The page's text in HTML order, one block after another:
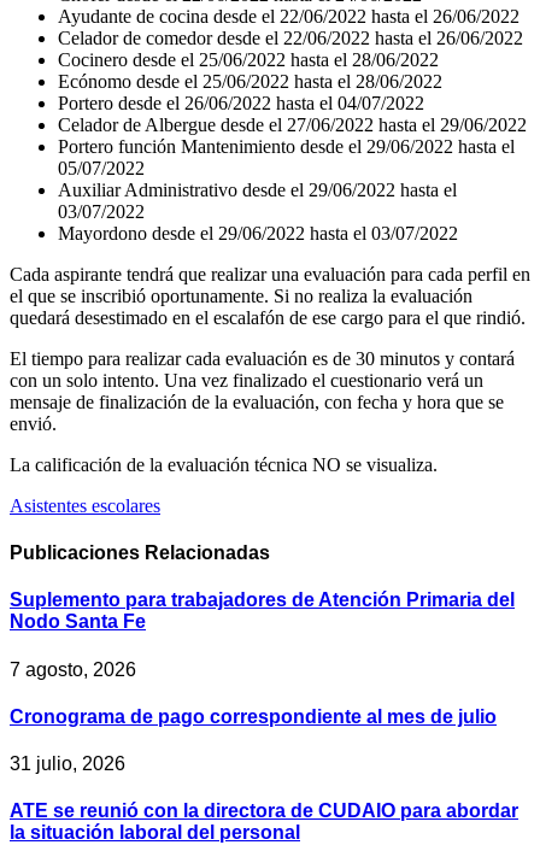
Ayudante de cocina desde el 22/06/2022 hasta el 26/06/2022
Celador de comedor desde el 22/06/2022 hasta el 26/06/2022
Cocinero desde el 25/06/2022 hasta el 28/06/2022
Ecónomo desde el 25/06/2022 hasta el 28/06/2022
Portero desde el 26/06/2022 hasta el 04/07/2022
Celador de Albergue desde el 27/06/2022 hasta el 29/06/2022
Portero función Mantenimiento desde el 29/06/2022 hasta el
05/07/2022
Auxiliar Administrativo desde el 29/06/2022 hasta el
03/07/2022
Mayordono desde el 29/06/2022 hasta el 03/07/2022
Cada aspirante tendrá que realizar una evaluación para cada perfil en
el que se inscribió oportunamente. Si no realiza la evaluación
quedará desestimado en el escalafón de ese cargo para el que rindió.
El tiempo para realizar cada evaluación es de 30 minutos y contará
con un solo intento. Una vez finalizado el cuestionario verá un
mensaje de finalización de la evaluación, con fecha y hora que se
envió.
La calificación de la evaluación técnica NO se visualiza.
Asistentes escolares
Publicaciones Relacionadas
Suplemento para trabajadores de Atención Primaria del
Nodo Santa Fe
7 agosto, 2026
Cronograma de pago correspondiente al mes de julio
31 julio, 2026
ATE se reunió con la directora de CUDAIO para abordar
la situación laboral del personal